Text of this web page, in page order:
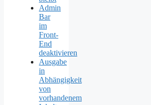
Admin
Bar
im
Front-
End
deaktivieren
Ausgabe
in
Abhängigkeit
von
vorhandenem